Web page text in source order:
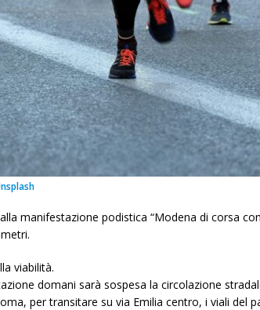
manifestazione podistica “Modena di corsa con
viabilità.
domani sarà sospesa la circolazione
per transitare su via Emilia centro, i viali del